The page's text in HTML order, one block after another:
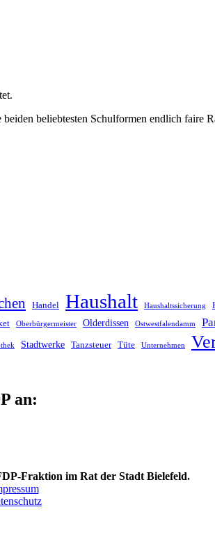
beliebtesten Schulformen endlich faire
Handel Haushalt Haushaltssicherung
Oberbürgermeister Olderdissen Ostwestfalendamm
Stadtwerke Tanzsteuer Tüte Unternehmen
an:
Fraktion im Rat der Stadt Bielefeld.